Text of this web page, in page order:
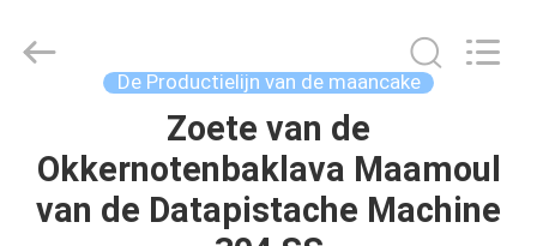
PRODUCTEN
De Productielijn van de maancake
Zoete van de
Okkernotenbaklava Maamoul
van de Datapistache Machine